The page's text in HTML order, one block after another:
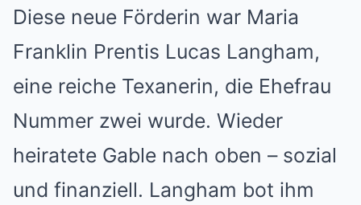
Diese neue Förderin war Maria
Franklin Prentis Lucas Langham,
eine reiche Texanerin, die Ehefrau
Nummer zwei wurde. Wieder
heiratete Gable nach oben – sozial
und finanziell. Langham bot ihm